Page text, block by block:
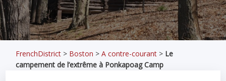
FrenchDistrict > Boston >A contre-courant > Le
campement de l’extrême à Ponkapoag Camp